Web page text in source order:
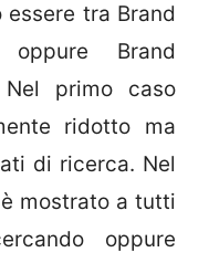
tra Brand
Brand
primo caso
ridotto ma
di ricerca. Nel
mostrato a tutti
oppure